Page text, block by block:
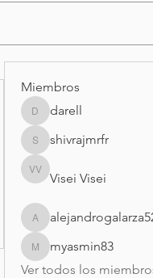
Miembros
darell
darell
shivrajmrfr
shivrajmrfr
Visei Visei
Visei Visei
alejandrogalarza52
myasmin83
myasmin83
Ver todos los